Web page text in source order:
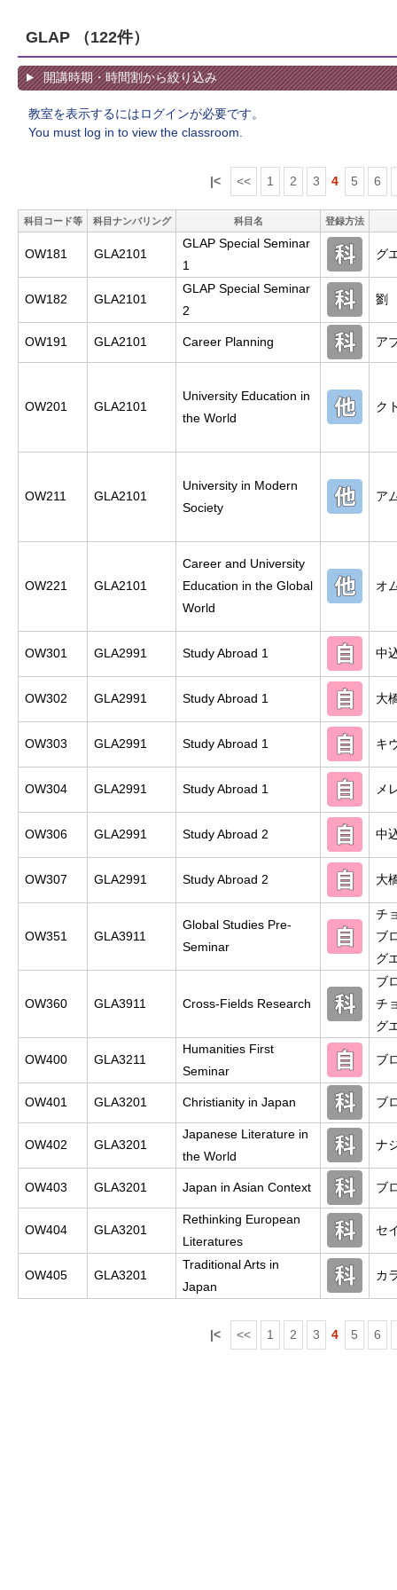
GLAP （122件）
開講時期・時間割から絞り込み
教室を表示するにはログインが必要です。
You must log in to view the classroom.
|< << 1 2 3 4 5 6
科目コード等 科目ナンバリング 科目名 登録方法
OW181 GLA2101
GLAP Special Seminar
1
グ
OW182 GLA2101
GLAP Special Seminar
2
劉
OW191 GLA2101 Career Planning ア
OW201 GLA2101
University Education in
the World
ク
OW211 GLA2101
University in Modern
Society
ア
OW221 GLA2101
Career and University
Education in the Global
World
オ
OW301 GLA2991 Study Abroad 1 中
OW302 GLA2991 Study Abroad 1 大
OW303 GLA2991 Study Abroad 1 キ
OW304 GLA2991 Study Abroad 1 メ
OW306 GLA2991 Study Abroad 2 中
OW307 GLA2991 Study Abroad 2 大
OW351 GLA3911
Global Studies Pre-
Seminar
チ
ブ
グ
OW360 GLA3911 Cross-Fields Research
ブ
チ
グ
OW400 GLA3211
Humanities First
Seminar
ブ
OW401 GLA3201 Christianity in Japan ブ
OW402 GLA3201
Japanese Literature in
the World
ナ
OW403 GLA3201 Japan in Asian Context ブ
OW404 GLA3201
Rethinking European
Literatures
セ
OW405 GLA3201
Traditional Arts in
Japan
カ
|< << 1 2 3 4 5 6